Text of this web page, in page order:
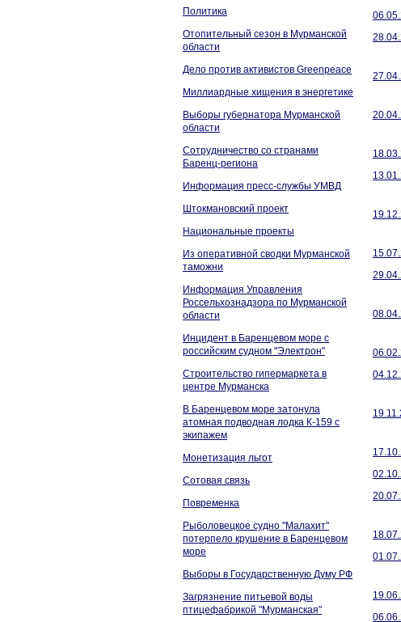
Политика
Отопительный сезон в Мурманской
области
Дело против активистов Greenpeace
Миллиардные хищения в энергетике
Выборы губернатора Мурманской
области
Сотрудничество со странами
Баренц-региона
Информация пресс-службы УМВД
Штокмановский проект
Национальные проекты
Из оперативной сводки Мурманской
таможни
Информация Управления
Россельхознадзора по Мурманской
области
Инцидент в Баренцевом море с
российским судном "Электрон"
Строительство гипермаркета в
центре Мурманска
В Баренцевом море затонула
атомная подводная лодка К-159 с
экипажем
Монетизация льгот
Сотовая связь
Повременка
Рыболовецкое судно "Малахит"
потерпело крушение в Баренцевом
море
Выборы в Государственную Думу РФ
Загрязнение питьевой воды
птицефабрикой "Мурманская"